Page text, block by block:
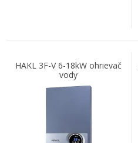
HAKL 3F-V 6-18kW ohrievač
vody